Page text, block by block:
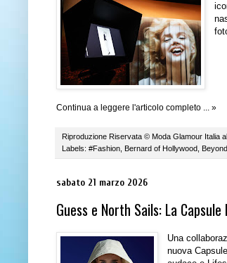
Continua a leggere l'articolo completo ... »
Riproduzione Riservata © Moda Glamour Italia
Labels: #Fashion, Bernard of Hollywood,
sabato 21 marzo 2026
Guess e North Sails: La
Una
nuova Capsule